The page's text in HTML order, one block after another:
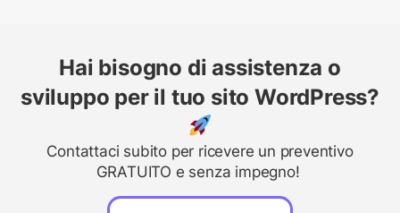
Hai bisogno di assistenza o
sviluppo per il tuo sito WordPress?
Contattaci subito per ricevere un preventivo
GRATUITO e senza impegno!